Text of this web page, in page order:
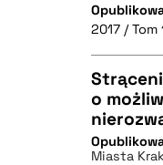
2017 / Tom
o
Miasta